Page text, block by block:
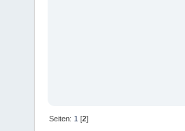
Seiten: 1 [2]